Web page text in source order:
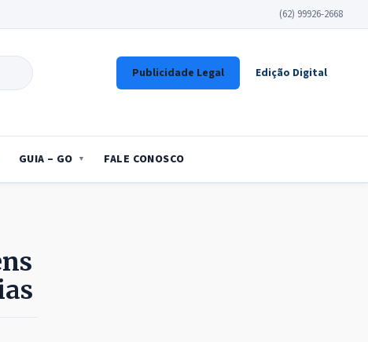
(62) 99926-2668
Publicidade Legal Edição Digital
GUIA – GO FALE CONOSCO